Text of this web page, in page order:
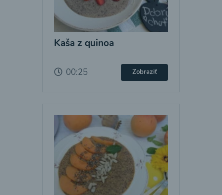
Kaša z quinoa
00:25 Zobraziť